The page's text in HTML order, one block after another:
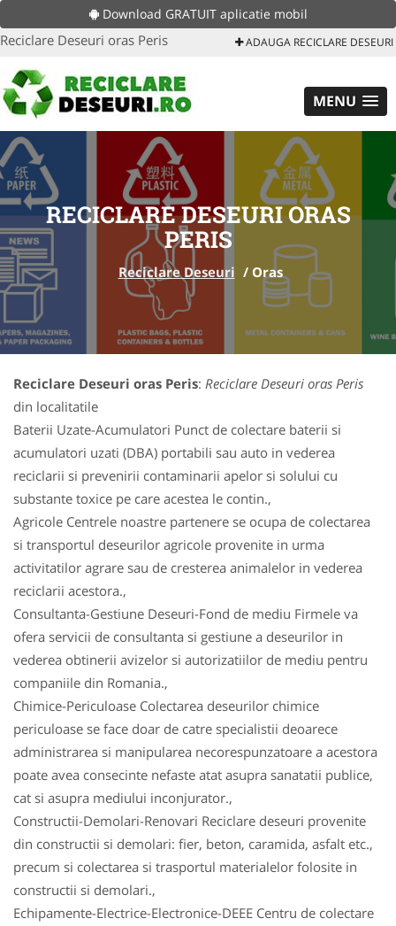
Download GRATUIT aplicatie mobil
Reciclare Deseuri oras Peris ADAUGA RECICLARE DESEURI
MENU
RECICLARE DESEURI ORAS
PERIS
Reciclare Deseuri / Oras
Reciclare Deseuri oras Peris: Reciclare Deseuri oras Peris
din localitatile
Baterii Uzate-Acumulatori Punct de colectare baterii si
acumulatori uzati (DBA) portabili sau auto in vederea
reciclarii si prevenirii contaminarii apelor si solului cu
substante toxice pe care acestea le contin.,
Agricole Centrele noastre partenere se ocupa de colectarea
si transportul deseurilor agricole provenite in urma
activitatilor agrare sau de cresterea animalelor in vederea
reciclarii acestora.,
Consultanta-Gestiune Deseuri-Fond de mediu Firmele va
ofera servicii de consultanta si gestiune a deseurilor in
vederea obtinerii avizelor si autorizatiilor de mediu pentru
companiile din Romania.,
Chimice-Periculoase Colectarea deseurilor chimice
periculoase se face doar de catre specialistii deoarece
administrarea si manipularea necorespunzatoare a acestora
poate avea consecinte nefaste atat asupra sanatatii publice,
cat si asupra mediului inconjurator.,
Constructii-Demolari-Renovari Reciclare deseuri provenite
din constructii si demolari: fier, beton, caramida, asfalt etc.,
precum si colectarea si trasportul materialelor folosite in
constructii si demolari.,
Echipamente-Electrice-Electronice-DEEE Centru de colectare